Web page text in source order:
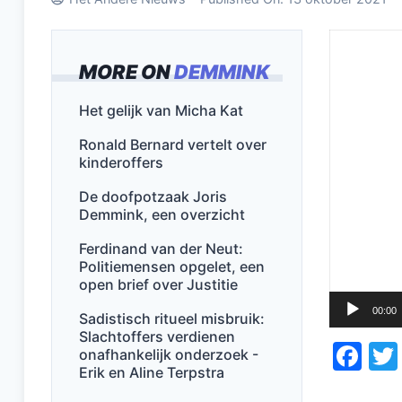
MORE ONDEMMINK
Het gelijk van Micha Kat
Ronald Bernard vertelt over
kinderoffers
De doofpotzaak Joris
Demmink, een overzicht
Ferdinand van der Neut:
Politiemensen opgelet, een
open brief over Justitie
Sadistisch ritueel misbruik:
Slachtoffers verdienen
onafhankelijk onderzoek -
Erik en Aline Terpstra
00:00
F